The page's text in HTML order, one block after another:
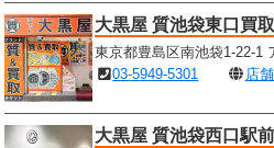
大黒屋 質池袋東口買
東京都豊島区南池袋1-22-1
03-5949-5301
店
大黒屋 質池袋西口駅